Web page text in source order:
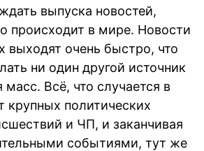
выпуска новостей,
происходит в мире. Новости
выходят очень быстро, что
ни один другой источник
Всё, что случается в
крупных политических
и ЧП, и заканчивая
событиями, тут же